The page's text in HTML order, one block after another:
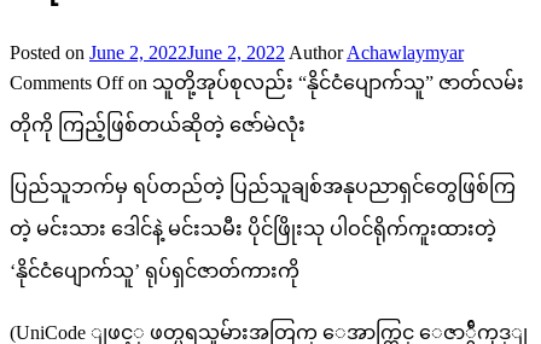
Posted on June 2, 2022June 2, 2022 Author Achawlaymyar
Comments Offon သူတို့အုပ်စုလည်း “နိုင်ငံပျောက်သူ” ဇာတ်လမ်း
တိုကို ကြည့်ဖြစ်တယ်ဆိုတဲ့ ဇော်မဲလုံး
ပြည်သူဘက်မှ ရပ်တည်တဲ့ ပြည်သူချစ်အနုပညာရှင်တွေဖြစ်ကြ
တဲ့ မင်းသား ဒေါင်နဲ့ မင်းသမီး ပိုင်ဖြိုးသု ပါဝင်ရိုက်ကူးထားတဲ့
‘နိုင်ငံပျောက်သူ’ ရုပ်ရှင်ဇာတ်ကားကို
(UniCode ျဖင့္ ဖတ္မရသူမ်ားအတြက္ ေအာက္တြင္ ေဇာ္ဂ်ီကုဒ္ျ